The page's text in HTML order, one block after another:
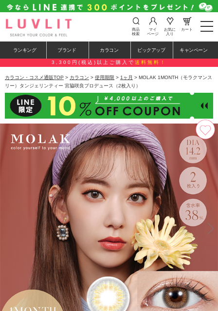
t
o
e
n
a
a
i
o
n
商品
検索
マイ
ページ
お気に
入り
カート
ランキング ブランド カラコン ピックアップ キャンペーン
3,300円(税込)以上ご購入で 送料無料！
カラコン・コスメ通販TOP > カラコン > 使用期限 > 1ヶ月 > MOLAK 1MONTH（モラクマンス
リー）タンジェリンティー 宮脇咲良プロデュース（2枚入り）